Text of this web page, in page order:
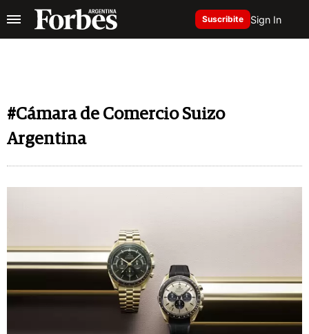
Suscribite Sign In
#Cámara de Comercio Suizo
Argentina